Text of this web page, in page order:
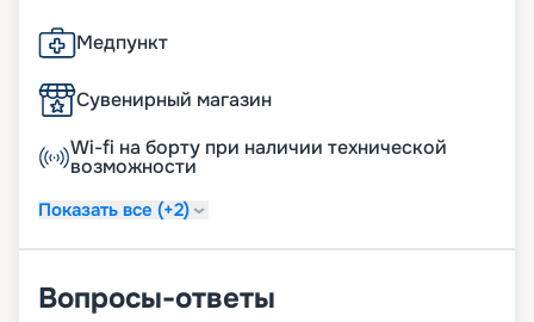
Медпункт
Сувенирный магазин
Wi-fi на борту при наличии технической
возможности
Показать все (+2)
Вопросы-ответы